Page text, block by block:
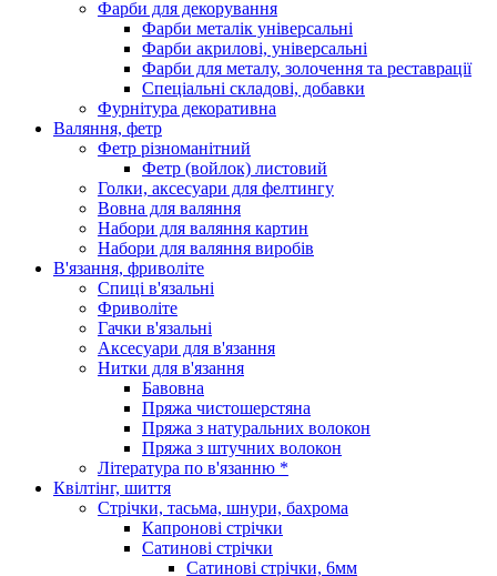
Фарби для декорування
Фарби металік універсальні
Фарби акрилові, універсальні
Фарби для металу, золочення та реставрації
Спеціальні складові, добавки
Фурнітура декоративна
Валяння, фетр
Фетр різноманітний
Фетр (войлок) листовий
Голки, аксесуари для фелтингу
Вовна для валяння
Набори для валяння картин
Набори для валяння виробів
В'язання, фриволіте
Спиці в'язальні
Фриволіте
Гачки в'язальні
Аксесуари для в'язання
Нитки для в'язання
Бавовна
Пряжа чистошерстяна
Пряжа з натуральних волокон
Пряжа з штучних волокон
Література по в'язанню *
Квілтінг, шиття
Стрічки, тасьма, шнури, бахрома
Капронові стрічки
Сатинові стрічки
Сатинові стрічки, 6мм